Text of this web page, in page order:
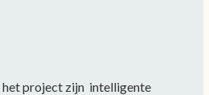
het project zijn intelligente